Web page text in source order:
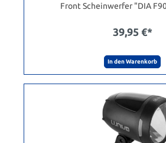
Front Scheinwerfer "DIA
39,95 €*
In den Warenkorb